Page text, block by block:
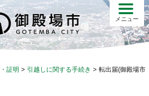
メニュー
証明 > 引越しに関する手続き > 転出届(御殿場市